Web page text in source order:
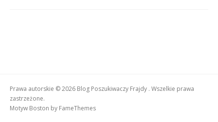
Prawa autorskie © 2026 Blog Poszukiwaczy Frajdy . Wszelkie prawa
zastrzeżone.
Motyw Boston by FameThemes